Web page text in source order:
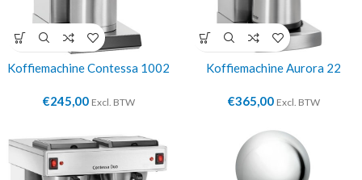
Koffiemachine Contessa 1002
€245,00 Excl. BTW
Koffiemachine Aurora 22
€365,00 Excl. BTW